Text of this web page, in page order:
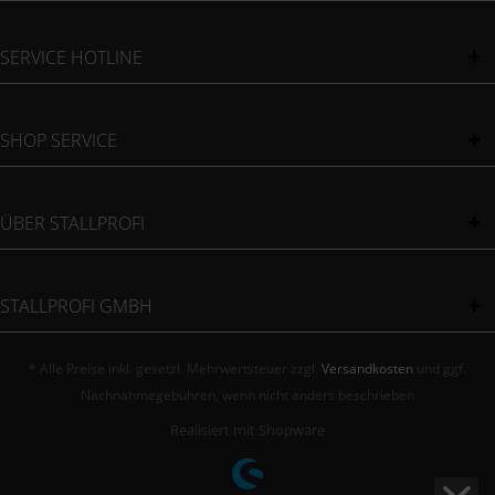
SERVICE HOTLINE
SHOP SERVICE
ÜBER STALLPROFI
STALLPROFI GMBH
* Alle Preise inkl. gesetzl. Mehrwertsteuer zzgl. Versandkosten und ggf.
Nachnahmegebühren, wenn nicht anders beschrieben
Realisiert mit Shopware